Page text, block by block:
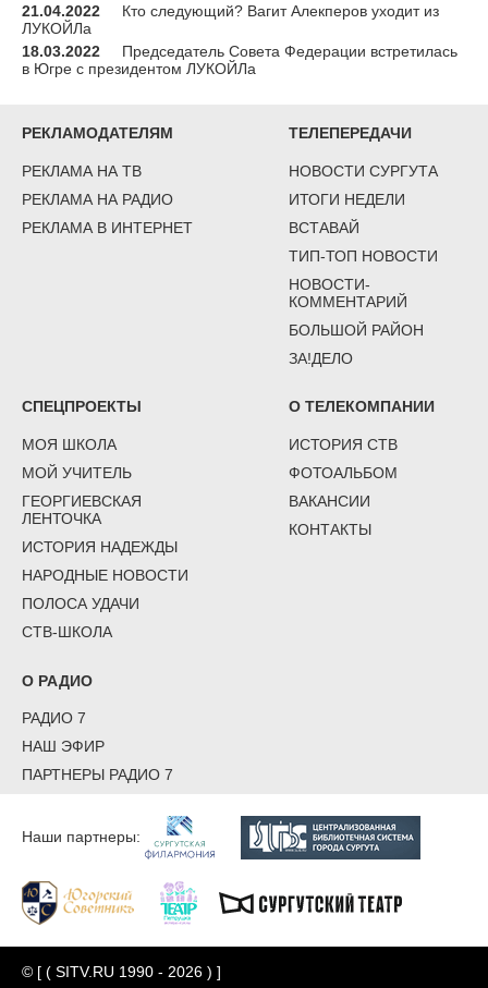
21.04.2022
Кто следующий? Вагит Алекперов уходит из
ЛУКОЙЛа
18.03.2022
Председатель Совета Федерации встретилась
в Югре с президентом ЛУКОЙЛа
РЕКЛАМОДАТЕЛЯМ
РЕКЛАМА НА ТВ
РЕКЛАМА НА РАДИО
РЕКЛАМА В ИНТЕРНЕТ
ТЕЛЕПЕРЕДАЧИ
НОВОСТИ СУРГУТА
ИТОГИ НЕДЕЛИ
ВСТАВАЙ
ТИП-ТОП НОВОСТИ
НОВОСТИ-
КОММЕНТАРИЙ
БОЛЬШОЙ РАЙОН
ЗА!ДЕЛО
СПЕЦПРОЕКТЫ
МОЯ ШКОЛА
МОЙ УЧИТЕЛЬ
ГЕОРГИЕВСКАЯ
ЛЕНТОЧКА
ИСТОРИЯ НАДЕЖДЫ
НАРОДНЫЕ НОВОСТИ
ПОЛОСА УДАЧИ
СТВ-ШКОЛА
О ТЕЛЕКОМПАНИИ
ИСТОРИЯ СТВ
ФОТОАЛЬБОМ
ВАКАНСИИ
КОНТАКТЫ
О РАДИО
РАДИО 7
НАШ ЭФИР
ПАРТНЕРЫ РАДИО 7
Наши партнеры:
© [ ( SITV.RU 1990 - 2026 ) ]